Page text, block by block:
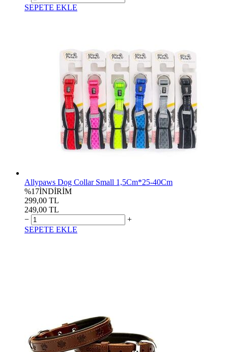
SEPETE EKLE
Allypaws Dog Collar Small 1,5Cm*25-40Cm
%17İNDİRİM
299,00 TL
249,00 TL
−
+
SEPETE EKLE